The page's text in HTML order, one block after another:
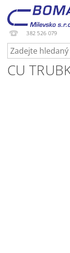
382 526 079
CU